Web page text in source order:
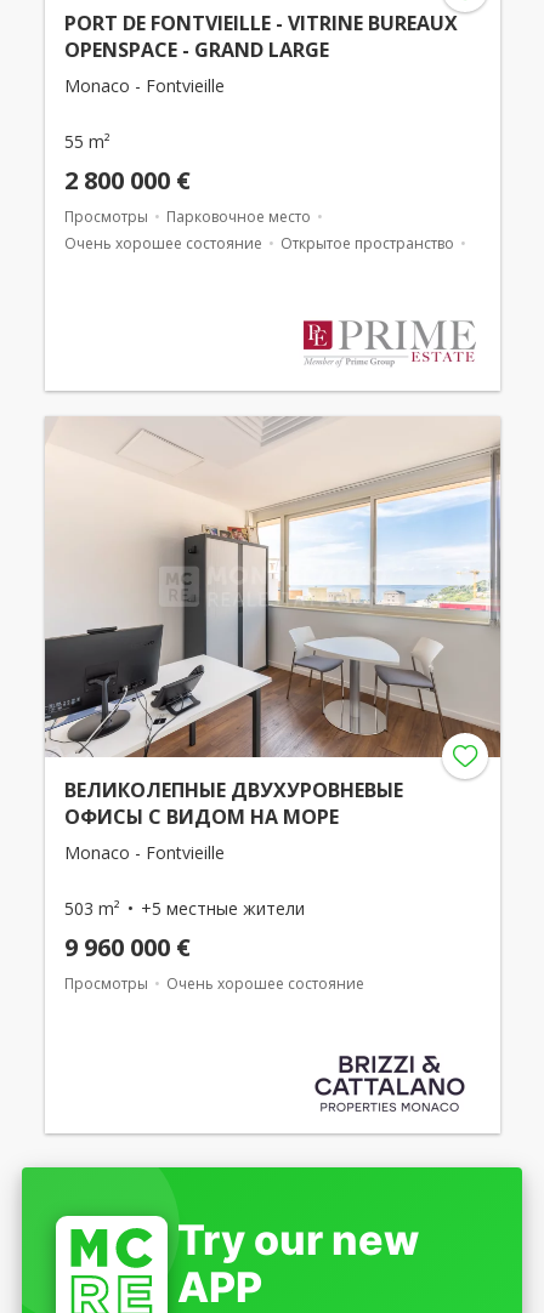
PORT DE FONTVIEILLE - VITRINE BUREAUX
OPENSPACE - GRAND LARGE
Monaco - Fontvieille
55 m²
2 800 000 €
Просмотры
Парковочное место
Очень хорошее состояние
Открытое пространство
ВЕЛИКОЛЕПНЫЕ ДВУХУРОВНЕВЫЕ
ОФИСЫ С ВИДОМ НА МОРЕ
Monaco - Fontvieille
503 m² +5 местные жители
9 960 000 €
Просмотры Очень хорошее состояние
Try our new
APP